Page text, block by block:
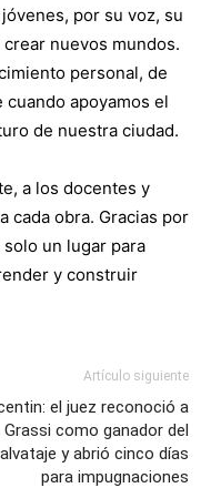
por su voz, su
nuevos mundos.
personal, de
apoyamos el
de nuestra ciudad.
a los docentes y
cada obra. Gracias por
un lugar para
y construir
Artículo siguiente
el juez reconoció a
Grassi como ganador del
y abrió cinco días
para impugnaciones